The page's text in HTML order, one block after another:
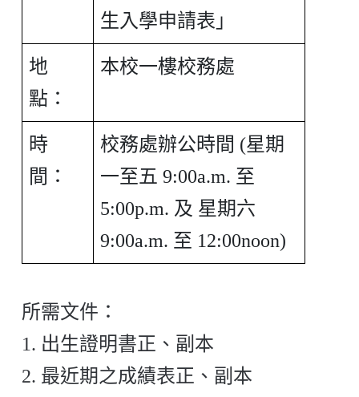
生入學申請表」
地
點：
本校一樓校務處
時
間：
校務處辦公時間 (星期
一至五 9:00a.m. 至
5:00p.m. 及 星期六
9:00a.m. 至 12:00noon)
所需文件：
1. 出生證明書正、副本
2. 最近期之成績表正、副本